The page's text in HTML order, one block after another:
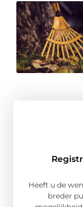
Heeft u de
breder